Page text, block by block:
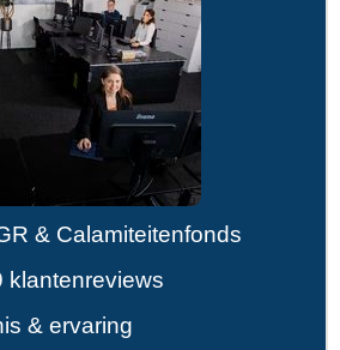
& Calamiteitenfonds
klantenreviews
& ervaring